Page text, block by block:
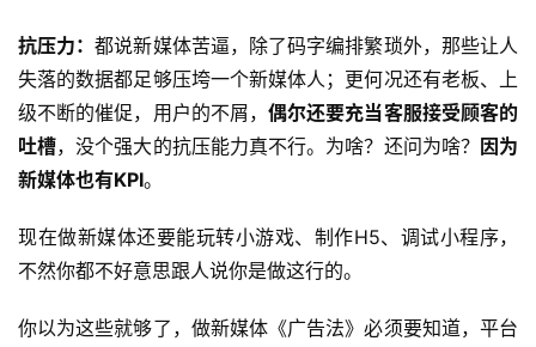
抗压力：都说新媒体苦逼，除了码字编排繁琐外，那些让人
失落的数据都足够压垮一个新媒体人；更何况还有老板、上
级不断的催促，用户的不屑，偶尔还要充当客服接受顾客的
吐槽，没个强大的抗压能力真不行。为啥？还问为啥？ 因为
新媒体也有KPI。
现在做新媒体还要能玩转小游戏、制作H5、调试小程序，
不然你都不好意思跟人说你是做这行的。
你以为这些就够了，做新媒体《广告法》必须要知道，平台